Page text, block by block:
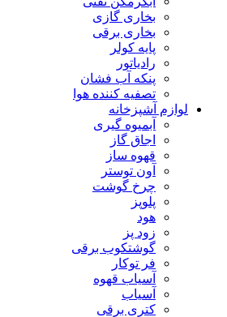
بخاری گازی
بخاری برقی
پایه کولر
رادیاتور
پنکه آب فشان
تصفیه کننده هوا
لوازم آشپزخانه
آبمیوه گیری
اجاق گاز
قهوه ساز
آون توستر
چرخ گوشت
پلوپز
هود
زود پز
گوشتکوب برقی
فر توکار
آسیاب قهوه
آسیاب
کتری برقی